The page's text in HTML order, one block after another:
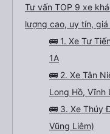
Tư vấn TOP 9 xe
lượng cao, uy tín,
🚌 1. Xe Tư
1A
🚌 2. Xe Tân
Long Hồ, Vĩnh
🚌 3. Xe Thúy
Vũng Liêm)